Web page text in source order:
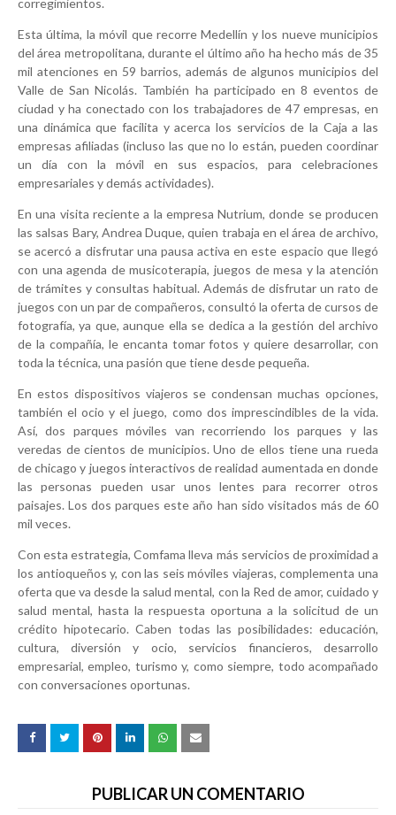
corregimientos.
Esta última, la móvil que recorre Medellín y los nueve municipios
del área metropolitana, durante el último año ha hecho más de 35
mil atenciones en 59 barrios, además de algunos municipios del
Valle de San Nicolás. También ha participado en 8 eventos de
ciudad y ha conectado con los trabajadores de 47 empresas, en
una dinámica que facilita y acerca los servicios de la Caja a las
empresas afiliadas (incluso las que no lo están, pueden coordinar
un día con la móvil en sus espacios, para celebraciones
empresariales y demás actividades).
En una visita reciente a la empresa Nutrium, donde se producen
las salsas Bary, Andrea Duque, quien trabaja en el área de archivo,
se acercó a disfrutar una pausa activa en este espacio que llegó
con una agenda de musicoterapia, juegos de mesa y la atención
de trámites y consultas habitual. Además de disfrutar un rato de
juegos con un par de compañeros, consultó la oferta de cursos de
fotografía, ya que, aunque ella se dedica a la gestión del archivo
de la compañía, le encanta tomar fotos y quiere desarrollar, con
toda la técnica, una pasión que tiene desde pequeña.
En estos dispositivos viajeros se condensan muchas opciones,
también el ocio y el juego, como dos imprescindibles de la vida.
Así, dos parques móviles van recorriendo los parques y las
veredas de cientos de municipios. Uno de ellos tiene una rueda
de chicago y juegos interactivos de realidad aumentada en donde
las personas pueden usar unos lentes para recorrer otros
paisajes. Los dos parques este año han sido visitados más de 60
mil veces.
Con esta estrategia, Comfama lleva más servicios de proximidad a
los antioqueños y, con las seis móviles viajeras, complementa una
oferta que va desde la salud mental, con la Red de amor, cuidado y
salud mental, hasta la respuesta oportuna a la solicitud de un
crédito hipotecario. Caben todas las posibilidades: educación,
cultura, diversión y ocio, servicios financieros, desarrollo
empresarial, empleo, turismo y, como siempre, todo acompañado
con conversaciones oportunas.
PUBLICAR UN COMENTARIO